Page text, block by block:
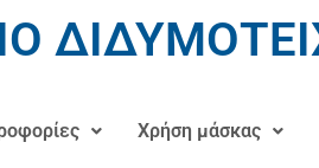
Χρήση μάσκας